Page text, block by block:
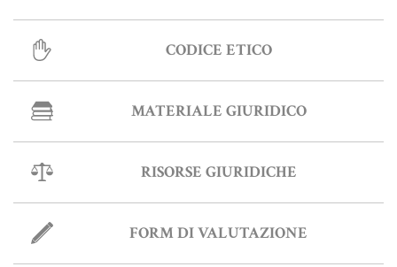
CODICE ETICO
MATERIALE GIURIDICO
RISORSE GIURIDICHE
FORM DI VALUTAZIONE